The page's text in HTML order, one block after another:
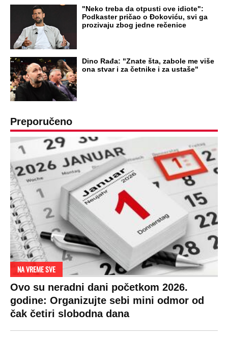
OD NAVODNOG HEROJA DO BRUTALNOG UBICE
GENERAL IVAN STRELJAO SRBE, A
HRVATI GA SLAVILI KAO HEROJA KNINA:
UBIJAO!
DRAMA ZBOG LJUBAVNE PRIČE
Zbog svadbe trudne Srpkinje i Albanca
proradio nacionalizam! Popljuvali ih samo
tako: "Ti si svoje srpsko izdala"